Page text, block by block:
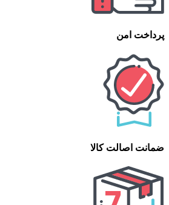
پرداخت امن
ضمانت اصالت کالا